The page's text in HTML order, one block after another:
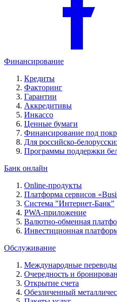
Финансирование
Кредиты
Факторинг
Гарантии
Аккредитивы
Инкассо
Ценные бумаги
Финансирование под
Для российско-
Программы поддержки
Банк онлайн
Online-продукты
Платформа сервисов
Система "Интернет-Банк"
PWA-приложение
Валютно-обменная
Инвестиционная
Обслуживание
Международные переводы
Очередность и
Открытие счета
Обезличенный